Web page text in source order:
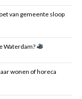
van gemeente sloop
Waterdam?
wonen of horeca